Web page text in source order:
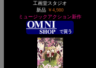
工画堂スタジオ
新品 ￥4,980
ミュージックアクション新作